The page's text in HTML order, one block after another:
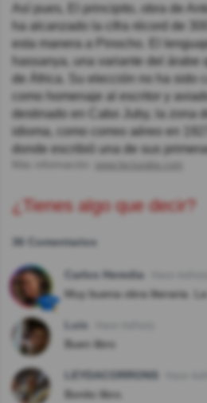
Así pues, El principito, obra de
ha alcanzado la cifra récord de
esta manera a Pinocho. El
hassanya, una variante del árabe
de África. Su elección no ha sido
como homenaje al escritor y
destinado en Cabo Juby, la zona
idioma, como correo aéreo en
donde escribió una de sus
www.lecturalia.com
¿Tienes algo que decir?
36 Comentarios
Carlos Heredia
Muy buena obra literaria.
Luis
Buen libro
LEYDACORRONS
Bonito libro.